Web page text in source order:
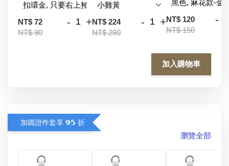
NT$ 72
NT$ 90
- +NT$ 224
NT$ 280
- +NT$ 120
NT$ 150
-
加入購物車
加購證件套享 𝟵𝟱 折
瀏覽全部